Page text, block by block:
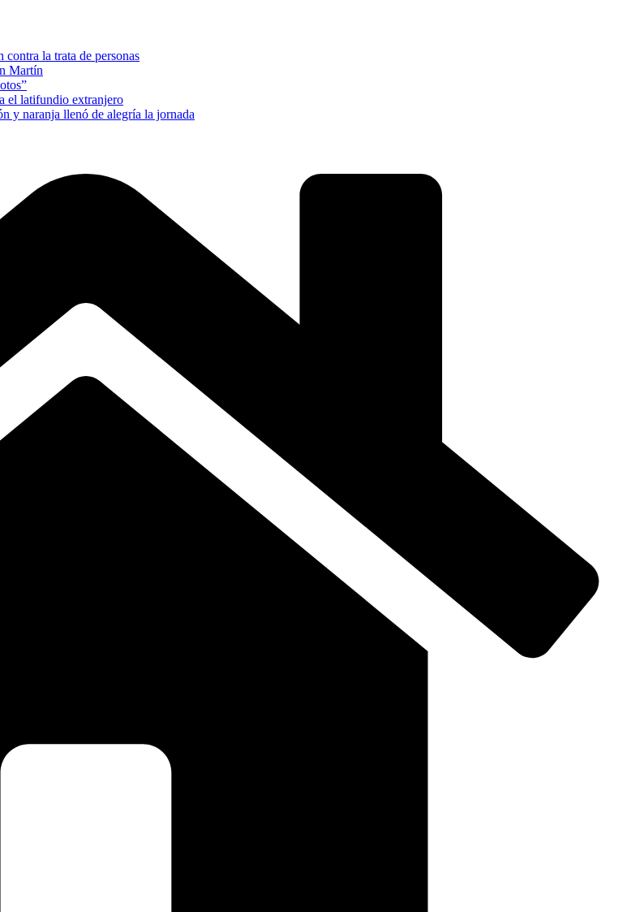
la trata de personas
Martín
el latifundio extranjero
y naranja llenó de alegría la jornada